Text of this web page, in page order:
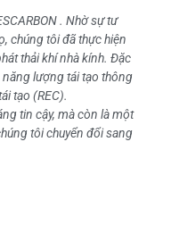
. Nhờ sự tư
chúng tôi đã thực hiện
thải khí nhà kính. Đặc
lượng tái tạo thông
tạo (REC).
tin cậy, mà còn là một
tôi chuyển đổi sang